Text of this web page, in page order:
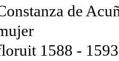
de
1588 -